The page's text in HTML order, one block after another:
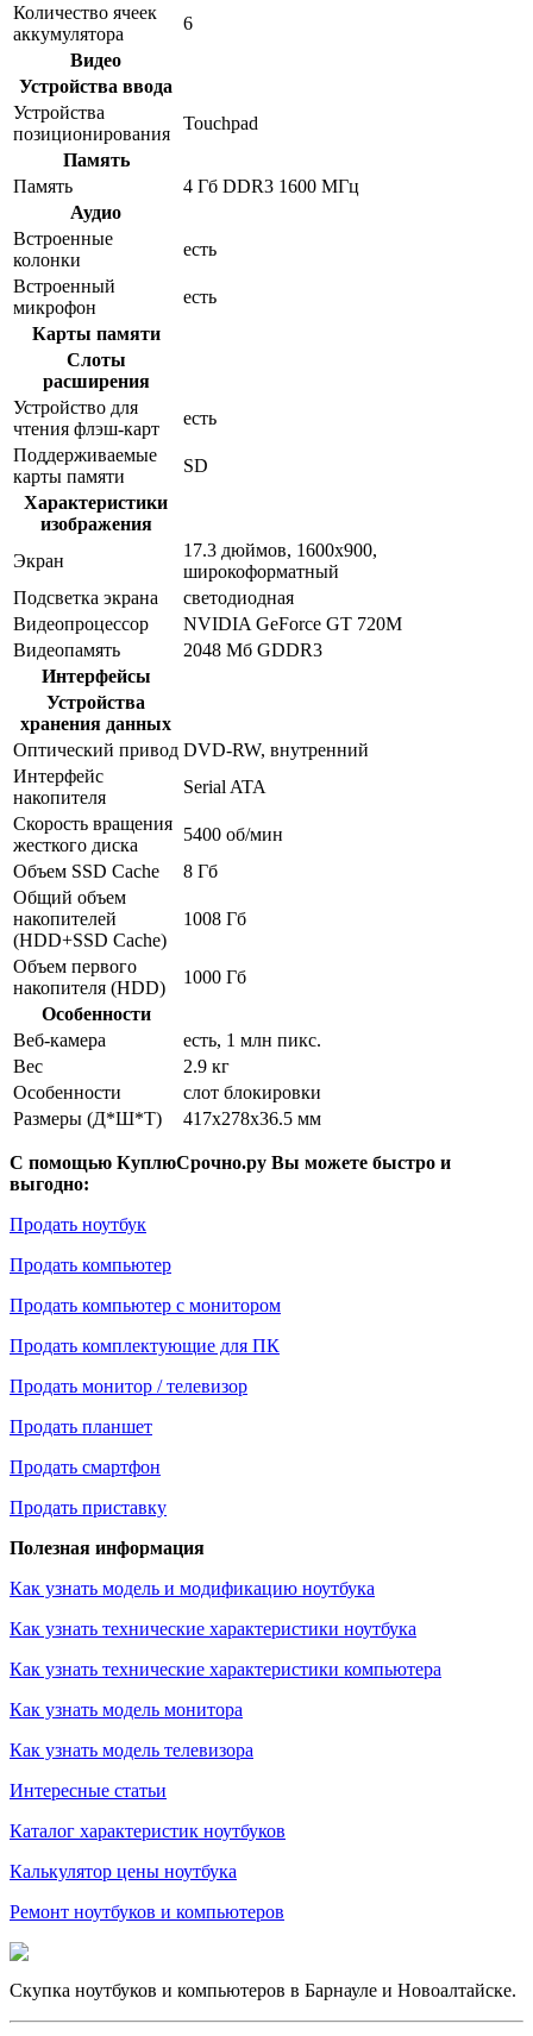
Количество ячеек
аккумулятора
6
Видео
Устройства ввода
Устройства
позиционирования
Touchpad
Память
Память
4 Гб DDR3 1600 МГц
Аудио
Встроенные
колонки
есть
Встроенный
микрофон
есть
Карты памяти
Слоты
расширения
Устройство для
чтения флэш-карт
есть
Поддерживаемые
карты памяти
SD
Характеристики
изображения
Экран
17.3 дюймов, 1600x900,
широкоформатный
Подсветка экрана
светодиодная
Видеопроцессор
NVIDIA GeForce GT 720M
Видеопамять
2048 Мб GDDR3
Интерфейсы
Устройства
хранения данных
Оптический привод DVD-RW, внутренний
Интерфейс
накопителя
Serial ATA
Скорость вращения
жесткого диска
5400 об/мин
Объем SSD Cache
8 Гб
Общий объем
накопителей
(HDD+SSD Cache)
1008 Гб
Объем первого
накопителя (HDD)
1000 Гб
Особенности
Веб-камера
есть, 1 млн пикс.
Вес
2.9 кг
Особенности
слот блокировки
Размеры (Д*Ш*Т)
417x278x36.5 мм
С помощью КуплюСрочно.ру Вы можете быстро и
выгодно:
Продать ноутбук
Продать компьютер
Продать компьютер с монитором
Продать комплектующие для ПК
Продать монитор / телевизор
Продать планшет
Продать смартфон
Продать приставку
Полезная информация
Как узнать модель и модификацию ноутбука
Как узнать технические характеристики ноутбука
Как узнать технические характеристики компьютера
Как узнать модель монитора
Как узнать модель телевизора
Интересные статьи
Каталог характеристик ноутбуков
Калькулятор цены ноутбука
Ремонт ноутбуков и компьютеров
Скупка ноутбуков и компьютеров в Барнауле и Новоалтайске.